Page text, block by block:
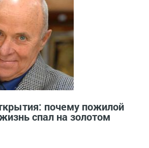
почему пожилой
спал на золотом